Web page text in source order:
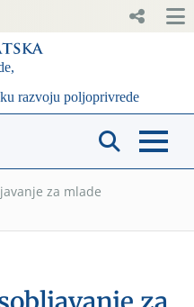
za mlade